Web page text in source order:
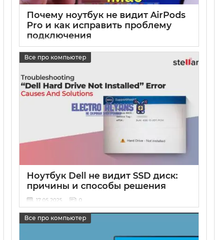
Почему ноутбук не видит AirPods
Pro и как исправить проблему
подключения
Все про компьютер
Ноутбук Dell не видит SSD диск:
причины и способы решения
17 05 2025 0
Все про компьютер